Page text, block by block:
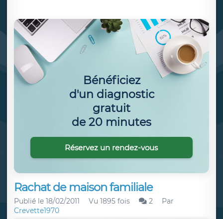
Rachat de maison familiale
Publié le 18/02/2011 Vu 1895 fois 2
Par
Crevette1970
Bénéficiez
d'un diagnostic
gratuit
de 20 minutes
Réservez un rendez-vous